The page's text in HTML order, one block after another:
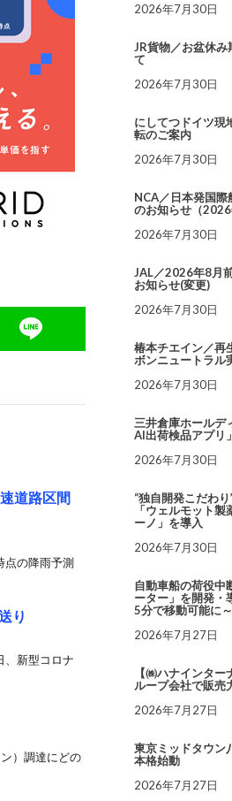
道路区間
点の降雨予測
り
、新型コロナ
）調達にどの
2026年7月30日
JR貨物／お盆休
て
2026年7月30日
にしてつドイツ現
転のご案内
2026年7月30日
NCA／日本発国際
のお知らせ（
2026年7月30日
JAL／2026年8月
お知らせ(変更)
2026年7月30日
椿本チエイン／再
ボンニュートラル
2026年7月30日
三井倉庫ホールデ
AI出荷検品アプリ
2026年7月30日
“独自開発こだわ
「ウェルモット
ーノ」を導入
2026年7月30日
自動車船の荷役中
ーター」を開発・
5分で移動可能に～
2026年7月27日
【㈱ハナインタ
ループ会社で販売
2026年7月27日
東京ミッドタウン
本格始動
2026年7月27日